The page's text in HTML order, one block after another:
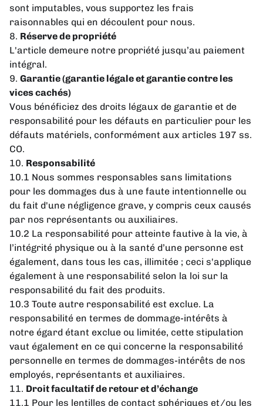
sont imputables, vous supportez les frais
raisonnables qui en découlent pour nous.
8. Réserve de propriété
L'article demeure notre propriété jusqu’au paiement
intégral.
9. Garantie (garantie légale et garantie contre les
vices cachés)
Vous bénéficiez des droits légaux de garantie et de
responsabilité pour les défauts en particulier pour les
défauts matériels, conformément aux articles 197 ss.
CO.
10. Responsabilité
10.1 Nous sommes responsables sans limitations
pour les dommages dus à une faute intentionnelle ou
du fait d'une négligence grave, y compris ceux causés
par nos représentants ou auxiliaires.
10.2 La responsabilité pour atteinte fautive à la vie, à
l’intégrité physique ou à la santé d’une personne est
également, dans tous les cas, illimitée ; ceci s'applique
également à une responsabilité selon la loi sur la
responsabilité du fait des produits.
10.3 Toute autre responsabilité est exclue. La
responsabilité en termes de dommage-intérêts à
notre égard étant exclue ou limitée, cette stipulation
vaut également en ce qui concerne la responsabilité
personnelle en termes de dommages-intérêts de nos
employés, représentants et auxiliaires.
11. Droit facultatif de retour et d’échange
11.1 Pour les lentilles de contact sphériques et/ou les